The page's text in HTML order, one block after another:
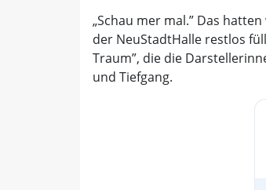
„Schau mer mal.” Das
der NeuStadtHalle restlos
Traum”, die die
und Tiefgang.